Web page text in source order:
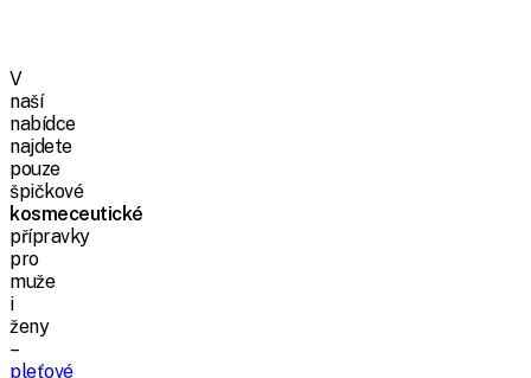
V
naší
nabídce
najdete
pouze
špičkové
kosmeceutické
přípravky
pro
muže
i
ženy
–
pleťové